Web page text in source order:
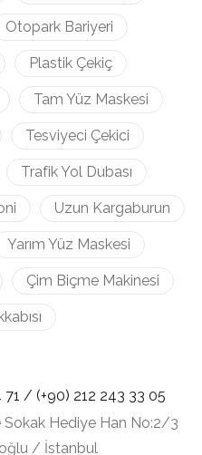
Otopark Bariyeri
Plastik Çekiç
Tam Yüz Maskesi
Tesviyeci Çekici
Trafik Yol Dubası
Uzun Kargaburun
Yarım Yüz Maskesi
Çim Biçme Makinesi
71 / (+90) 212 243 33 05
Hediye Han No:2/3
/ İstanbul